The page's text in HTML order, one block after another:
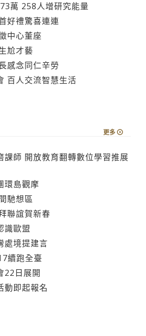
萬 258人增研究能量
好禮驚喜連連
中心董座
尬才藝
感念同仁辛勞
百人交流智慧生活
更多
師 開放教育翻轉數位學習推展
環島觀摩
馳想區
聯誼賀新春
識歐盟
處境提建言
續跑全臺
22日展開
動即起報名